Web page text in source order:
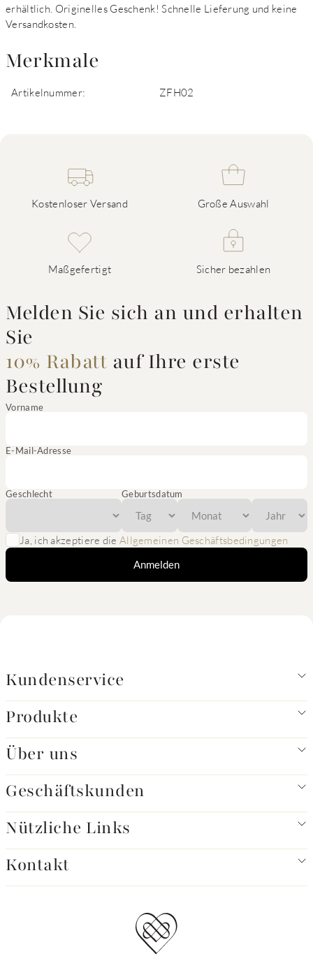
erhältlich. Originelles Geschenk! Schnelle Lieferung und keine
Versandkosten.
Merkmale
Artikelnummer: ZFH02
Kostenloser Versand Große Auswahl
Maßgefertigt Sicher bezahlen
Melden Sie sich an und erhalten
Sie
10% Rabatt auf Ihre erste
Bestellung
Vorname
E-Mail-Adresse
Geschlecht Geburtsdatum
Ja, ich akzeptiere die Allgemeinen Geschäftsbedingungen
Anmelden
Kundenservice
Produkte
Über uns
Geschäftskunden
Nützliche Links
Kontakt